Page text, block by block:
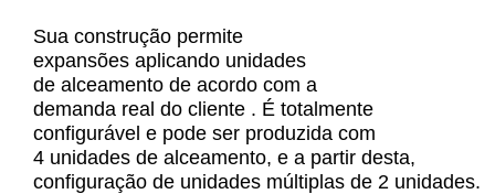
Sua construção permite
expansões aplicando unidades
de alceamento de acordo com a
demanda real do cliente . É totalmente
configurável e pode ser produzida com
4 unidades de alceamento, e a partir desta,
configuração de unidades múltiplas de 2 unidades.